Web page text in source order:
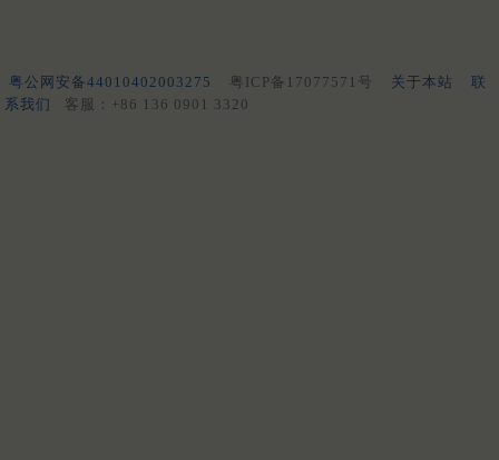
粤公网安备44010402003275 粤ICP备17077571号 关于本站
联
系我们
客服：+86 136 0901 3320